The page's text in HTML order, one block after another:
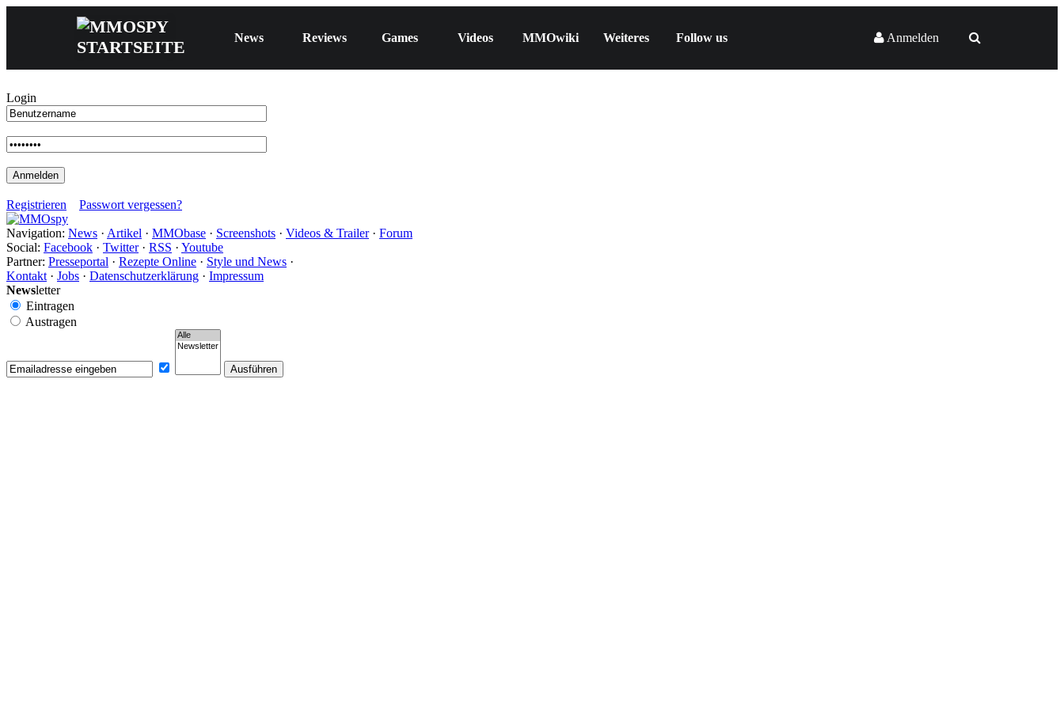
News Reviews Games Videos MMOwiki Weiteres Follow us Anmelden
Login
Registrieren Passwort vergessen?
Navigation: News · Artikel · MMObase · Screenshots · Videos & Trailer· Forum
Social: Facebook · Twitter· RSS · Youtube
Partner: Presseportal · Rezepte Online · Style und News ·
Kontakt · Jobs · Datenschutzerklärung · Impressum
Newsletter
Eintragen
Austragen